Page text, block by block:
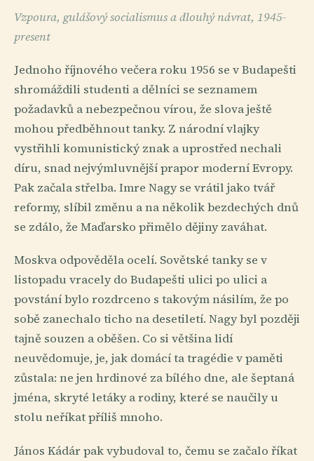
Vzpoura, gulášový socialismus a dlouhý návrat, 1945-
present
Jednoho říjnového večera roku 1956 se v Budapešti
shromáždili studenti a dělníci se seznamem
požadavků a nebezpečnou vírou, že slova ještě
mohou předběhnout tanky. Z národní vlajky
vystřihli komunistický znak a uprostřed nechali
díru, snad nejvýmluvnější prapor moderní Evropy.
Pak začala střelba. Imre Nagy se vrátil jako tvář
reformy, slíbil změnu a na několik bezdechých dnů
se zdálo, že Maďarsko přimělo dějiny zaváhat.
Moskva odpověděla ocelí. Sovětské tanky se v
listopadu vracely do Budapešti ulici po ulici a
povstání bylo rozdrceno s takovým násilím, že po
sobě zanechalo ticho na desetiletí. Nagy byl později
tajně souzen a oběšen. Co si většina lidí
neuvědomuje, je, jak domácí ta tragédie v paměti
zůstala: ne jen hrdinové za bílého dne, ale šeptaná
jména, skryté letáky a rodiny, které se naučily u
stolu neříkat příliš mnoho.
János Kádár pak vybudoval to, čemu se začalo říkat